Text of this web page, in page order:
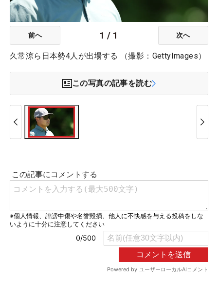
前へ 1 / 1 次へ
久常涼ら日本勢4人が出場する （撮影：GettyImages）
この写真の記事を読む